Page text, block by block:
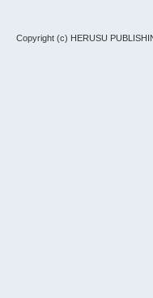
Copyright (c) HERUSU